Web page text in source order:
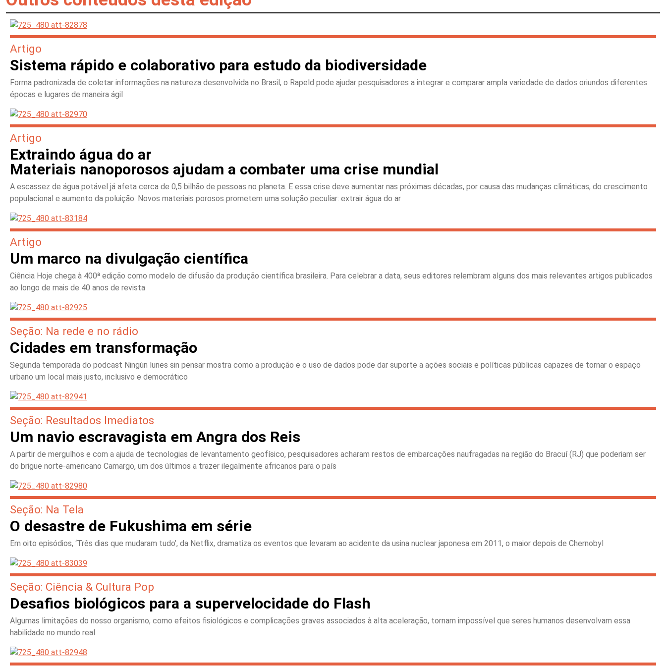
Artigo
Sistema rápido e colaborativo para estudo da biodiversidade
Forma padronizada de coletar informações na natureza desenvolvida no Brasil, o Rapeld pode ajudar pesquisadores a integrar e comparar ampla variedade de dados oriundos diferentes
épocas e lugares de maneira ágil
Artigo
Extraindo água do ar
Materiais nanoporosos ajudam a combater uma crise mundial
A escassez de água potável já afeta cerca de 0,5 bilhão de pessoas no planeta. E essa crise deve aumentar nas próximas décadas, por causa das mudanças climáticas, do crescimento
populacional e aumento da poluição. Novos materiais porosos prometem uma solução peculiar: extrair água do ar
Artigo
Um marco na divulgação científica
Ciência Hoje chega à 400ª edição como modelo de difusão da produção científica brasileira. Para celebrar a data, seus editores relembram alguns dos mais relevantes artigos publicados
ao longo de mais de 40 anos de revista
Seção: Na rede e no rádio
Cidades em transformação
Segunda temporada do podcast Ningún lunes sin pensar mostra como a produção e o uso de dados pode dar suporte a ações sociais e políticas públicas capazes de tornar o espaço
urbano um local mais justo, inclusivo e democrático
Seção: Resultados Imediatos
Um navio escravagista em Angra dos Reis
A partir de mergulhos e com a ajuda de tecnologias de levantamento geofísico, pesquisadores acharam restos de embarcações naufragadas na região do Bracuí (RJ) que poderiam ser
do brigue norte-americano Camargo, um dos últimos a trazer ilegalmente africanos para o país
Seção: Na Tela
O desastre de Fukushima em série
Em oito episódios, ‘Três dias que mudaram tudo’, da Netflix, dramatiza os eventos que levaram ao acidente da usina nuclear japonesa em 2011, o maior depois de Chernobyl
Seção: Ciência & Cultura Pop
Desafios biológicos para a supervelocidade do Flash
Algumas limitações do nosso organismo, como efeitos fisiológicos e complicações graves associados à alta aceleração, tornam impossível que seres humanos desenvolvam essa
habilidade no mundo real